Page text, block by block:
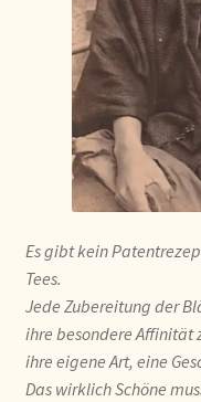
Allgemeine
Assortiment
Assortiment
Aviso legal
Bestellen en levertijd
Es gibt kein
Tees.
Jede Zubereitung der
ihre besondere Affinität
ihre eigene Art, eine
Das wirklich Schöne